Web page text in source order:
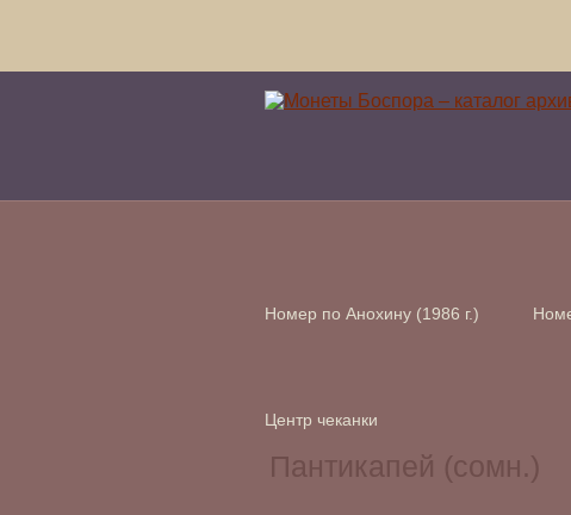
Номер по Анохину (1986 г.)
Центр чеканки